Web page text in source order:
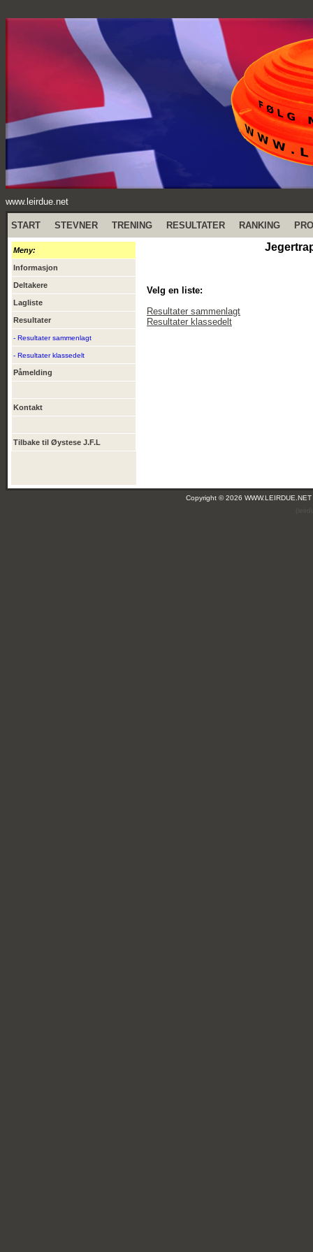
www.leirdue.net
START STEVNER TRENING RESULTATER RANKING
Meny:
Informasjon
Deltakere
Lagliste
Resultater
- Resultater sammenlagt
- Resultater klassedelt
Påmelding
Kontakt
Tilbake til Øystese J.F.L
Velg en liste:
Resultater sammenlagt
Resultater klassedelt
Copyright © 2026